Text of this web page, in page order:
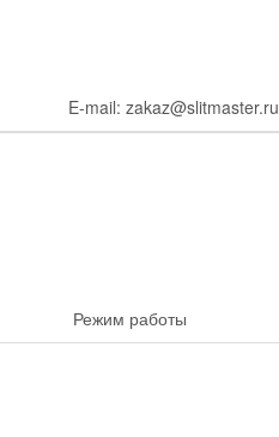
E-mail: zakaz@slitmaster.ru
Режим работы